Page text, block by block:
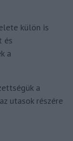
külön is
és
a
a
utasok részére